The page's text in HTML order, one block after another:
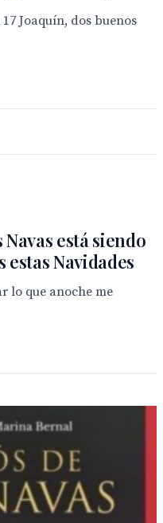
Joaquín, dos buenos
está siendo
Navidades
lo que anoche me